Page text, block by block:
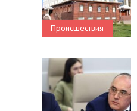
Происшествия